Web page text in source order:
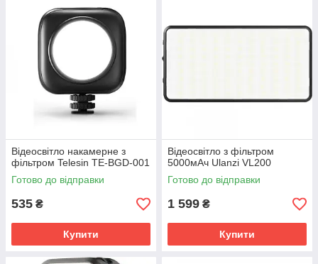
Відеосвітло накамерне з
фільтром Telesin TE-BGD-001
Готово до відправки
535 ₴
Купити
Відеосвітло з фільтром
5000мАч Ulanzi VL200
Готово до відправки
1 599 ₴
Купити